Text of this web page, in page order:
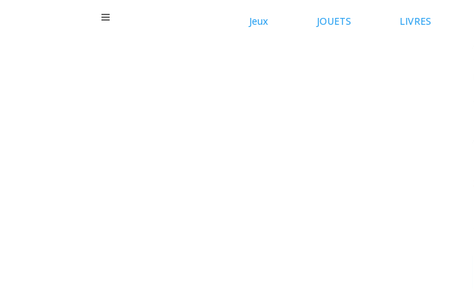
Jeux JOUETS LIVRES